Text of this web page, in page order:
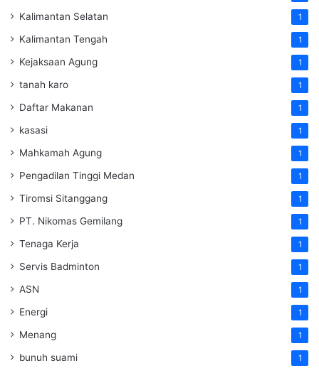
Kalimantan Selatan 1
Kalimantan Tengah 1
Kejaksaan Agung 1
tanah karo 1
Daftar Makanan 1
kasasi 1
Mahkamah Agung 1
Pengadilan Tinggi Medan 1
Tiromsi Sitanggang 1
PT. Nikomas Gemilang 1
Tenaga Kerja 1
Servis Badminton 1
ASN 1
Energi 1
Menang 1
bunuh suami 1